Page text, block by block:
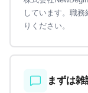
しています。職
りください。
まずは